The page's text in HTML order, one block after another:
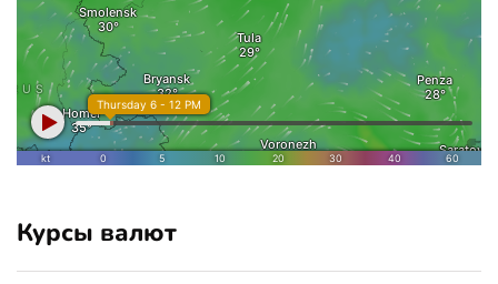
Курсы валют